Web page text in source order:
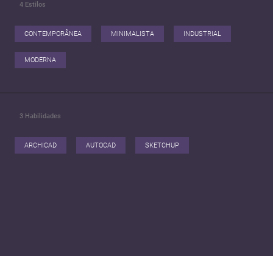
4 Estilos
CONTEMPORÂNEA MINIMALISTA INDUSTRIAL
MODERNA
3 Habilidades
ARCHICAD AUTOCAD SKETCHUP